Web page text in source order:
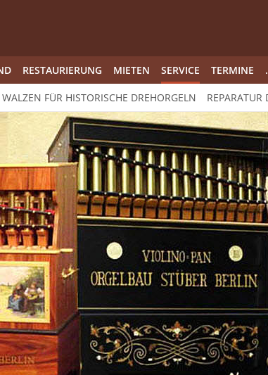
RESTAURIERUNG MIETEN SERVICE TERMINE
WALZEN FÜR HISTORISCHE DREHORGELN REPARATUR